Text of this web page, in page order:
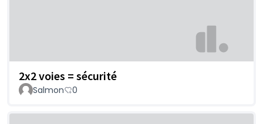
2x2 voies = sécurité
Salmon 0